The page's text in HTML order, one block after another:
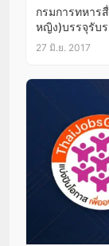
กรมการทหาร
หญิง)บรรจุรับ
ปวช.3-4ก.ค.60
27 มิ.ย. 2017